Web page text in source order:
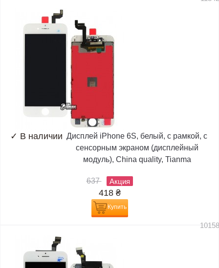
✓ В наличии Дисплей iPhone 6S, белый, с рамкой, с
сенсорным экраном (дисплейный
модуль), China quality, Tianma
637 Акция
418 ₴
Купить